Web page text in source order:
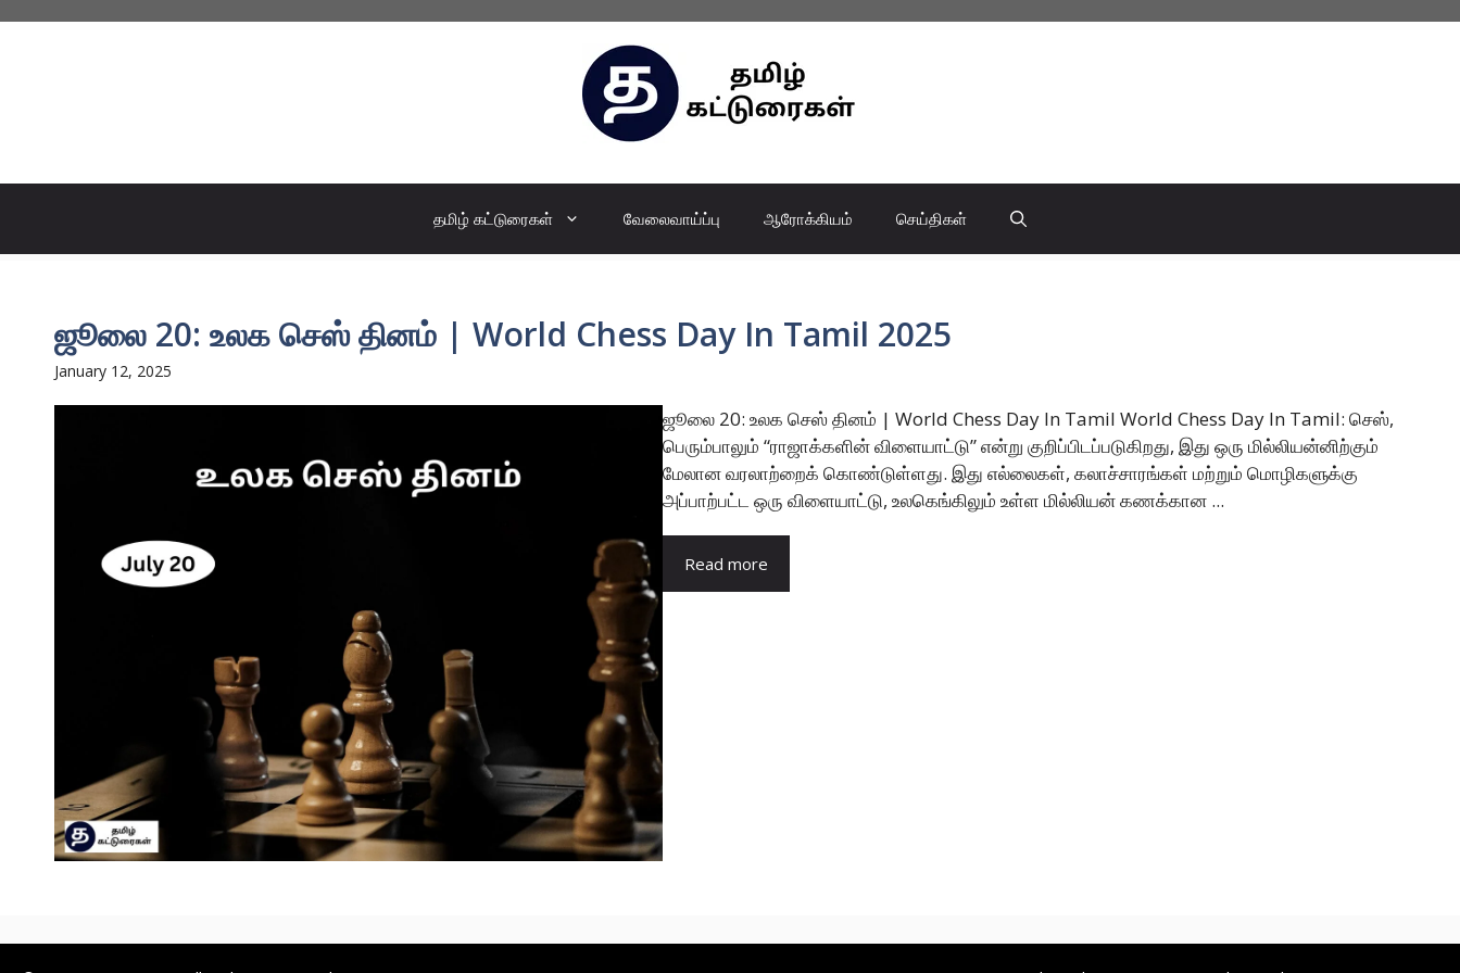
தமிழ் கட்டுரைகள் வேலைவாய்ப்பு ஆரோக்கியம் செய்திகள்
ஜூலை 20: உலக செஸ் தினம் | World Chess Day In Tamil 2025
January 12, 2025
ஜூலை 20: உலக செஸ் தினம் | World Chess Day In Tamil World Chess Day In Tamil: செஸ்,
பெரும்பாலும் “ராஜாக்களின் விளையாட்டு” என்று குறிப்பிடப்படுகிறது, இது ஒரு மில்லியன்னிற்கும்
மேலான வரலாற்றைக் கொண்டுள்ளது. இது எல்லைகள், கலாச்சாரங்கள் மற்றும் மொழிகளுக்கு
அப்பாற்பட்ட ஒரு விளையாட்டு, உலகெங்கிலும் உள்ள மில்லியன் கணக்கான ...
Read more